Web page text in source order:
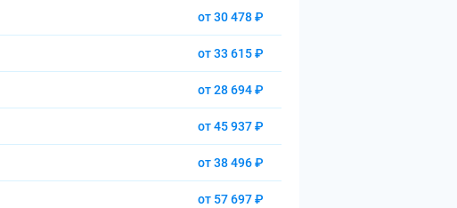
от 30 478 ₽
от 33 615 ₽
от 28 694 ₽
от 45 937 ₽
от 38 496 ₽
от 57 697 ₽